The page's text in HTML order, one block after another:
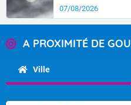
07/08/2026
A PROXIMITÉ DE
Ville